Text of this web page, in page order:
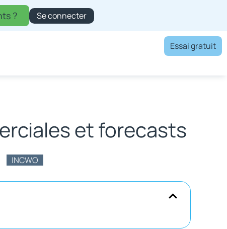
Se connecter
?
Essai gratuit
et forecasts
INCWO